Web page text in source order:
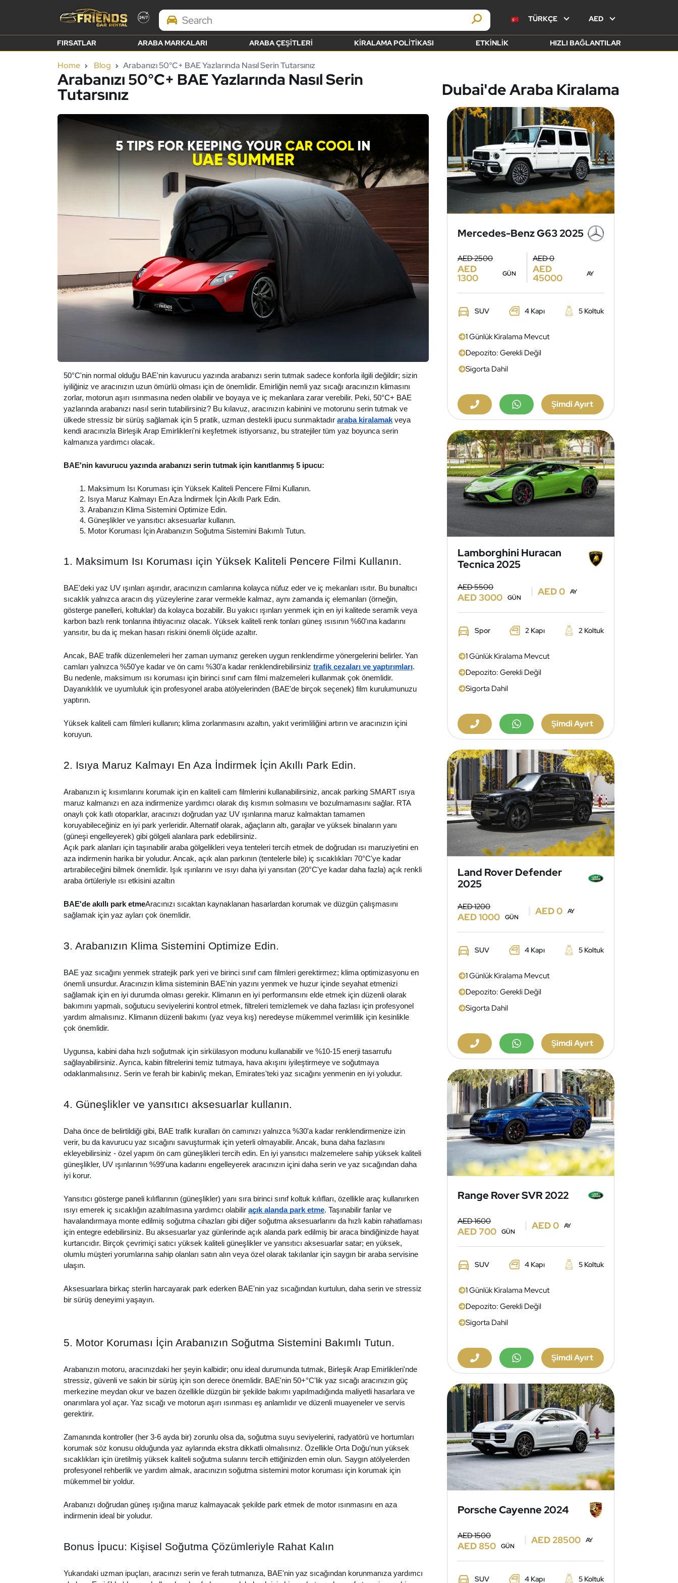
Search Brands TÜRKÇE AED
FIRSATLAR ARABA MARKALARI ARABA ÇEŞITLERI KIRALAMA POLITIKASI ETKINLIK HIZLI BAĞLANTILAR
Home Blog Arabanızı 50°C+ BAE Yazlarında Nasıl Serin Tutarsınız
Arabanızı 50°C+ BAE Yazlarında Nasıl Serin
Tutarsınız
50°C'nin normal olduğu BAE'nin kavurucu yazında arabanızı serin tutmak sadece konforla ilgili değildir; sizin
iyiliğiniz ve aracınızın uzun ömürlü olması için de önemlidir. Emirliğin nemli yaz sıcağı aracınızın klimasını
zorlar, motorun aşırı ısınmasına neden olabilir ve boyaya ve iç mekanlara zarar verebilir. Peki, 50°C+ BAE
yazlarında arabanızı nasıl serin tutabilirsiniz? Bu kılavuz, aracınızın kabinini ve motorunu serin tutmak ve
ülkede stressiz bir sürüş sağlamak için 5 pratik, uzman destekli ipucu sunmaktadır araba kiralamak veya
kendi aracınızla Birleşik Arap Emirlikleri'ni keşfetmek istiyorsanız, bu stratejiler tüm yaz boyunca serin
kalmanıza yardımcı olacak.
BAE'nin kavurucu yazında arabanızı serin tutmak için kanıtlanmış 5 ipucu:
Maksimum Isı Koruması için Yüksek Kaliteli Pencere Filmi Kullanın.
Isıya Maruz Kalmayı En Aza İndirmek İçin Akıllı Park Edin.
Arabanızın Klima Sistemini Optimize Edin.
Güneşlikler ve yansıtıcı aksesuarlar kullanın.
Motor Koruması İçin Arabanızın Soğutma Sistemini Bakımlı Tutun.
1. Maksimum Isı Koruması için Yüksek Kaliteli Pencere Filmi Kullanın.
BAE'deki yaz UV ışınları aşırıdır, aracınızın camlarına kolayca nüfuz eder ve iç mekanları ısıtır. Bu bunaltıcı
sıcaklık yalnızca aracın dış yüzeylerine zarar vermekle kalmaz, aynı zamanda iç elemanları (örneğin,
gösterge panelleri, koltuklar) da kolayca bozabilir. Bu yakıcı ışınları yenmek için en iyi kalitede seramik veya
karbon bazlı renk tonlarına ihtiyacınız olacak. Yüksek kaliteli renk tonları güneş ısısının %60'ına kadarını
yansıtır, bu da iç mekan hasarı riskini önemli ölçüde azaltır.
Ancak, BAE trafik düzenlemeleri her zaman uymanız gereken uygun renklendirme yönergelerini belirler. Yan
camları yalnızca %50'ye kadar ve ön camı %30'a kadar renklendirebilirsiniz trafik cezaları ve yaptırımları.
Bu nedenle, maksimum ısı koruması için birinci sınıf cam filmi malzemeleri kullanmak çok önemlidir.
Dayanıklılık ve uyumluluk için profesyonel araba atölyelerinden (BAE'de birçok seçenek) film kurulumunuzu
yaptırın.
Yüksek kaliteli cam filmleri kullanın; klima zorlanmasını azaltın, yakıt verimliliğini artırın ve aracınızın içini
koruyun.
2. Isıya Maruz Kalmayı En Aza İndirmek İçin Akıllı Park Edin.
Arabanızın iç kısımlarını korumak için en kaliteli cam filmlerini kullanabilirsiniz, ancak parking SMART ısıya
maruz kalmanızı en aza indirmenize yardımcı olarak dış kısmın solmasını ve bozulmamasını sağlar. RTA
onaylı çok katlı otoparklar, aracınızı doğrudan yaz UV ışınlarına maruz kalmaktan tamamen
koruyabileceğiniz en iyi park yerleridir. Alternatif olarak, ağaçların altı, garajlar ve yüksek binaların yanı
(güneşi engelleyerek) gibi gölgeli alanlara park edebilirsiniz.
Açık park alanları için taşınabilir araba gölgelikleri veya tenteleri tercih etmek de doğrudan ısı maruziyetini en
aza indirmenin harika bir yoludur. Ancak, açık alan parkının (tentelerle bile) iç sıcaklıkları 70°C'ye kadar
artırabileceğini bilmek önemlidir. Işık ışınlarını ve ısıyı daha iyi yansıtan (20°C'ye kadar daha fazla) açık renkli
araba örtüleriyle ısı etkisini azaltın
BAE'de akıllı park etmeAracınızı sıcaktan kaynaklanan hasarlardan korumak ve düzgün çalışmasını
sağlamak için yaz ayları çok önemlidir.
3. Arabanızın Klima Sistemini Optimize Edin.
BAE yaz sıcağını yenmek stratejik park yeri ve birinci sınıf cam filmleri gerektirmez; klima optimizasyonu en
önemli unsurdur. Aracınızın klima sisteminin BAE'nin yazını yenmek ve huzur içinde seyahat etmenizi
sağlamak için en iyi durumda olması gerekir. Klimanın en iyi performansını elde etmek için düzenli olarak
bakımını yapmalı, soğutucu seviyelerini kontrol etmek, filtreleri temizlemek ve daha fazlası için profesyonel
yardım almalısınız. Klimanın düzenli bakımı (yaz veya kış) neredeyse mükemmel verimlilik için kesinlikle
çok önemlidir.
Uygunsa, kabini daha hızlı soğutmak için sirkülasyon modunu kullanabilir ve %10-15 enerji tasarrufu
sağlayabilirsiniz. Ayrıca, kabin filtrelerini temiz tutmaya, hava akışını iyileştirmeye ve soğutmaya
odaklanmalısınız. Serin ve ferah bir kabin/iç mekan, Emirates'teki yaz sıcağını yenmenin en iyi yoludur.
4. Güneşlikler ve yansıtıcı aksesuarlar kullanın.
Daha önce de belirtildiği gibi, BAE trafik kuralları ön camınızı yalnızca %30'a kadar renklendirmenize izin
verir, bu da kavurucu yaz sıcağını savuşturmak için yeterli olmayabilir. Ancak, buna daha fazlasını
ekleyebilirsiniz - özel yapım ön cam güneşlikleri tercih edin. En iyi yansıtıcı malzemelere sahip yüksek kaliteli
güneşlikler, UV ışınlarının %99'una kadarını engelleyerek aracınızın içini daha serin ve yaz sıcağından daha
iyi korur.
Yansıtıcı gösterge paneli kılıflarının (güneşlikler) yanı sıra birinci sınıf koltuk kılıfları, özellikle araç kullanırken
ısıyı emerek iç sıcaklığın azaltılmasına yardımcı olabilir açık alanda park etme. Taşınabilir fanlar ve
havalandırmaya monte edilmiş soğutma cihazları gibi diğer soğutma aksesuarlarını da hızlı kabin rahatlaması
için entegre edebilirsiniz. Bu aksesuarlar yaz günlerinde açık alanda park edilmiş bir araca bindiğinizde hayat
kurtarıcıdır. Birçok çevrimiçi satıcı yüksek kaliteli güneşlikler ve yansıtıcı aksesuarlar satar; en yüksek,
olumlu müşteri yorumlarına sahip olanları satın alın veya özel olarak takılanlar için saygın bir araba servisine
ulaşın.
Aksesuarlara birkaç sterlin harcayarak park ederken BAE'nin yaz sıcağından kurtulun, daha serin ve stressiz
bir sürüş deneyimi yaşayın.
5. Motor Koruması İçin Arabanızın Soğutma Sistemini Bakımlı Tutun.
Arabanızın motoru, aracınızdaki her şeyin kalbidir; onu ideal durumunda tutmak, Birleşik Arap Emirlikleri'nde
stressiz, güvenli ve sakin bir sürüş için son derece önemlidir. BAE'nin 50+°C'lik yaz sıcağı aracınızın güç
merkezine meydan okur ve bazen özellikle düzgün bir şekilde bakımı yapılmadığında maliyetli hasarlara ve
onarımlara yol açar. Yaz sıcağı ve motorun aşırı ısınması eş anlamlıdır ve düzenli muayeneler ve servis
gerektirir.
Zamanında kontroller (her 3-6 ayda bir) zorunlu olsa da, soğutma suyu seviyelerini, radyatörü ve hortumları
korumak söz konusu olduğunda yaz aylarında ekstra dikkatli olmalısınız. Özellikle Orta Doğu'nun yüksek
sıcaklıkları için üretilmiş yüksek kaliteli soğutma sularını tercih ettiğinizden emin olun. Saygın atölyelerden
profesyonel rehberlik ve yardım almak, aracınızın soğutma sistemini motor koruması için korumak için
mükemmel bir yoldur.
Arabanızı doğrudan güneş ışığına maruz kalmayacak şekilde park etmek de motor ısınmasını en aza
indirmenin ideal bir yoludur.
Bonus İpucu: Kişisel Soğutma Çözümleriyle Rahat Kalın
Yukarıdaki uzman ipuçları, aracınızı serin ve ferah tutmanıza, BAE'nin yaz sıcağından korunmanıza yardımcı
Dubai'de Araba Kiralama
Mercedes-Benz G63 2025
AED 2500
AED
1300 GÜN
AED 0
AED
45000 AY
SUV 4 Kapı 5 Koltuk
1 Günlük Kiralama Mevcut
Depozito: Gerekli Değil
Sigorta Dahil
Şimdi Ayırt
Lamborghini Huracan
Tecnica 2025
AED 5500
AED 3000 GÜN
AED 0 AY
Spor 2 Kapı 2 Koltuk
1 Günlük Kiralama Mevcut
Depozito: Gerekli Değil
Sigorta Dahil
Şimdi Ayırt
Land Rover Defender
2025
AED 1200
AED 1000 GÜN
AED 0 AY
SUV 4 Kapı 5 Koltuk
1 Günlük Kiralama Mevcut
Depozito: Gerekli Değil
Sigorta Dahil
Şimdi Ayırt
Range Rover SVR 2022
AED 1600
AED 700 GÜN
AED 0 AY
SUV 4 Kapı 5 Koltuk
1 Günlük Kiralama Mevcut
Depozito: Gerekli Değil
Sigorta Dahil
Şimdi Ayırt
Porsche Cayenne 2024
AED 1500
AED 850 GÜN
AED 28500 AY
SUV 4 Kapı 5 Koltuk